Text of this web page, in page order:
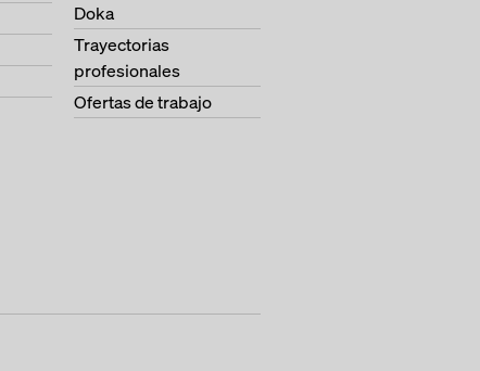
Doka
Trayectorias
profesionales
Ofertas de trabajo